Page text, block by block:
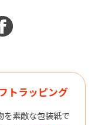
トラッピング
を素敵な包装紙で